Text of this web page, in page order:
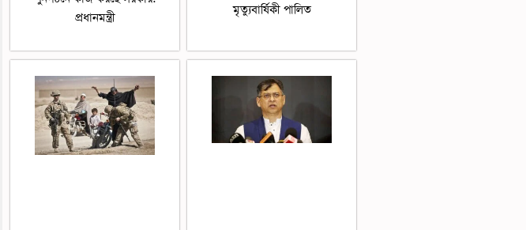
প্রধানমন্ত্রী
মৃত্যুবার্ষিকী পালিত